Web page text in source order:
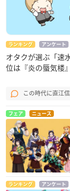
ランキング アンケート
オタクが選ぶ「速
位は『炎の蜃気楼
この時代に直江
フェア ニュース
ランキング アンケート